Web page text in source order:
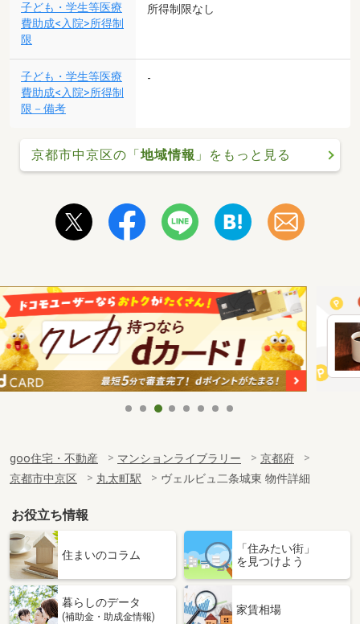
子ども・学生等医療
費助成<入院>所得制
限
所得制限なし
子ども・学生等医療
費助成<入院>所得制
限－備考
-
京都市中京区の「地域情報 」をもっと見る
goo住宅・不動産 マンションライブラリー
京都府
京都市中京区
丸太町駅 ヴェルビュ二条城東 物件詳細
お役立ち情報
住まいのコラム
「住みたい街」
を見つけよう
暮らしのデータ
(補助金・助成金情報)
家賃相場